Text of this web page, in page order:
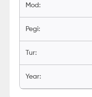
Mod :
Pegi:
Tur:
Year: